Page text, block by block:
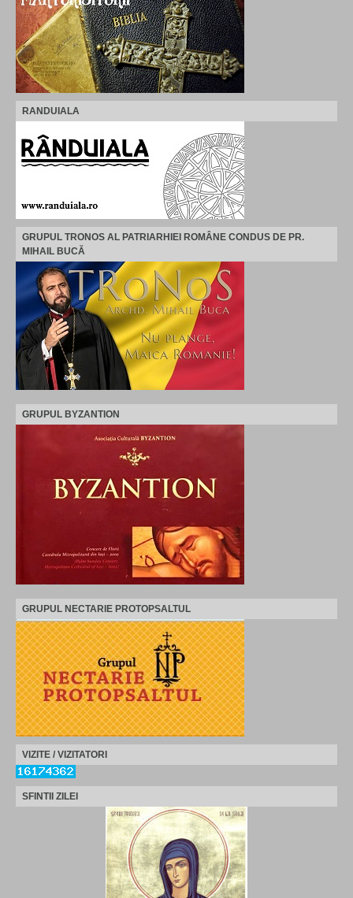
RANDUIALA
GRUPUL TRONOS AL PATRIARHIEI ROMÂNE CONDUS DE PR.
MIHAIL BUCĂ
GRUPUL BYZANTION
GRUPUL NECTARIE PROTOPSALTUL
VIZITE / VIZITATORI
SFINTII ZILEI